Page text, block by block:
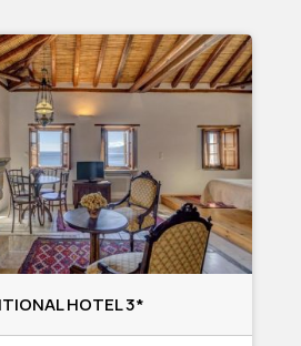
HOTEL 3*